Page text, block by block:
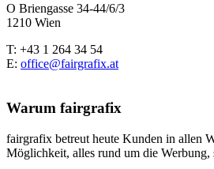
O Briengasse 34-44/6/3
1210 Wien
T: +43 1 264 34 54
E: office@fairgrafix.at
Warum fairgrafix
fairgrafix betreut heute Kunden in allen
Möglichkeit, alles rund um die Werbung,